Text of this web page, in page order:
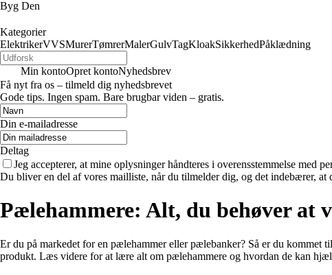
Byg Den
Kategorier
ElektrikerVVSMurerTømrerMalerGulvTagKloakSikkerhedPåklædning
Min kontoOpret kontoNyhedsbrev
Få nyt fra os – tilmeld dig nyhedsbrevet
Gode tips. Ingen spam. Bare brugbar viden – gratis.
Din e-mailadresse
Deltag
Jeg accepterer, at mine oplysninger håndteres i overensstemmelse med
Du bliver en del af vores mailliste, når du tilmelder dig, og det indebærer,
Pælehammere: Alt, du behøver at
Er du på markedet for en pælehammer eller pælebanker? Så er du
produkt. Læs videre for at lære alt om pælehammere og hvordan de kan